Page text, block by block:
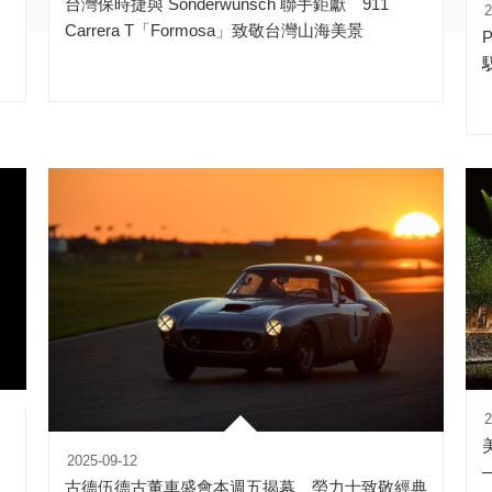
Carrera T「Formosa」致敬台灣山海美景
2025-09-12
古德伍德古董車盛會本週五揭幕 勞力士致敬經典